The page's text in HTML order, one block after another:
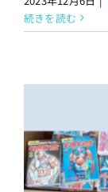
続きを読む